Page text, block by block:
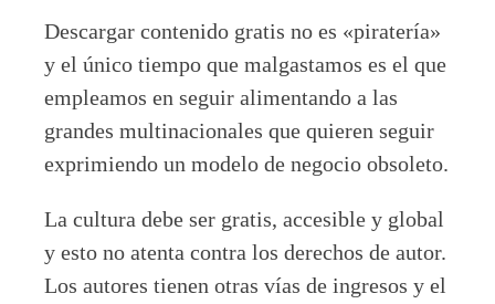
Descargar contenido gratis no es «piratería»
y el único tiempo que malgastamos es el que
empleamos en seguir alimentando a las
grandes multinacionales que quieren seguir
exprimiendo un modelo de negocio obsoleto.
La cultura debe ser gratis, accesible y global
y esto no atenta contra los derechos de autor.
Los autores tienen otras vías de ingresos y el